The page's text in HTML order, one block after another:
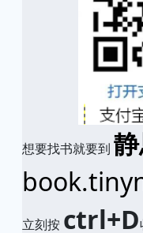
想要找书就要到
立刻按 ctrl+D